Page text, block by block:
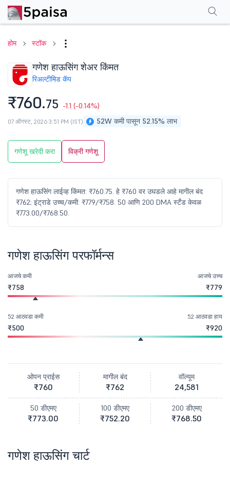
होम स्टॉक
गणेश हाऊसिंग शेअर किंमत
रिअल्टीमिड कॅप
₹760.75 -1.1 (-0.14%)
52W कमी पासून 52.15% लाभ
07 ऑगस्ट, 2026 3:51 PM (IST)
गणेशू खरेदी करा विक्री गणेशू
गणेश हाऊसिंग लाईव्ह किंमत: ₹760.75. हे ₹760 वर उघडले आहे मागील बंद
₹762; इंट्राडे उच्च/कमी: ₹779/₹758. 50 आणि 200 DMA स्टँड केवळ
₹773.00/₹768.50.
परफॉर्मन्सफायनान्शियल्स एफएक्यू
गणेश हाऊसिंग परफॉर्मन्स
आजचे कमी
₹758
आजचे उच्च
₹779
52 आठवडा कमी
₹500
52 आठवडा हाय
₹920
ओपन प्राईस
₹760
मागील बंद
₹762
वॉल्यूम
24,581
50 डीएमए
₹773.00
100 डीएमए
₹752.20
200 डीएमए
₹768.50
गणेश हाऊसिंग चार्ट